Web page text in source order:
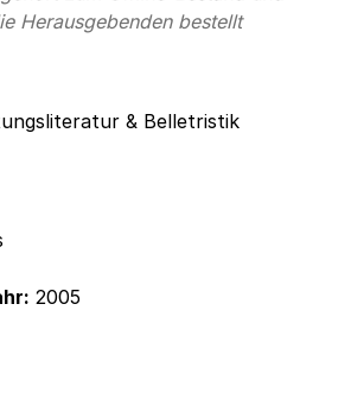
Herausgebenden bestellt
& Belletristik
2005